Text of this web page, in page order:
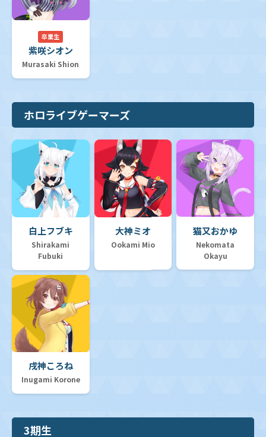
卒業生
紫咲シオン
Murasaki Shion
ホロライブゲーマーズ
白上フブキ
Shirakami
Fubuki
大神ミオ
Ookami Mio
猫又おかゆ
Nekomata
Okayu
戌神ころね
Inugami Korone
3期生